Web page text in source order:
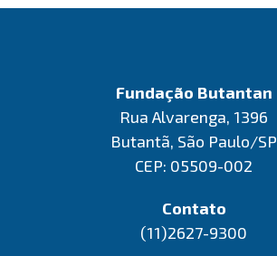
Fundação Butantan
Rua Alvarenga, 1396
Butantã, São Paulo/SP
CEP: 05509-002
Contato
(11)2627-9300